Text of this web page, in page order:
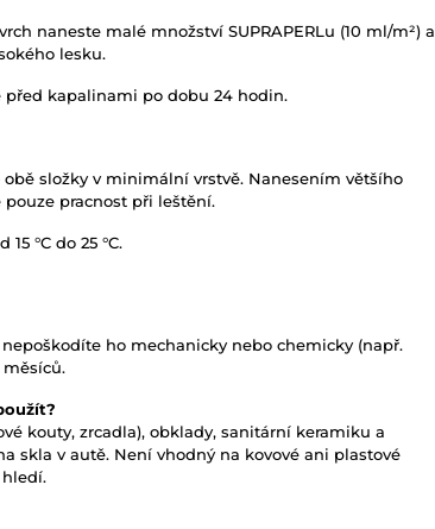
naneste malé množství SUPRAPERLu (10 ml/m²) a
lesku.
před kapalinami po dobu 24 hodin.
složky v minimální vrstvě. Nanesením většího
pracnost při leštění.
°C do 25 °C.
ho mechanicky nebo chemicky (např.
kouty, zrcadla), obklady, sanitární keramiku a
skla v autě. Není vhodný na kovové ani plastové